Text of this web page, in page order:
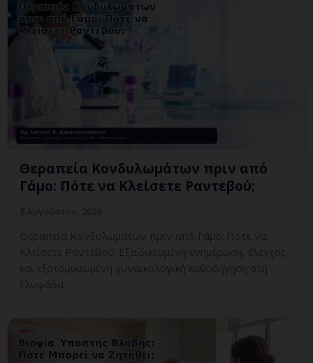
Θεραπεία Κονδυλωμάτων πριν από
Γάμο: Πότε να Κλείσετε Ραντεβού;
Θεραπεία Κονδυλωμάτων πριν από Γάμο: Πότε να
Κλείσετε Ραντεβού; Εξειδικευμένη ενημέρωση, έλεγχος
και εξατομικευμένη γυναικολογική καθοδήγηση στη
Γλυφάδα.